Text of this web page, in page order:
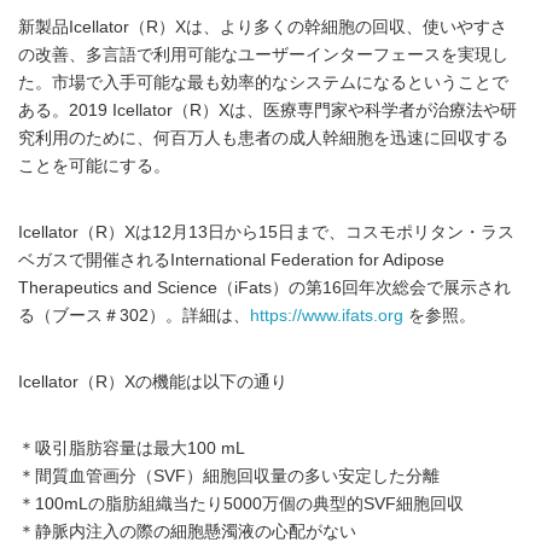
新製品Icellator（R）Xは、より多くの幹細胞の回収、使いやすさ
の改善、多言語で利用可能なユーザーインターフェースを実現し
た。市場で入手可能な最も効率的なシステムになるということで
ある。2019 Icellator（R）Xは、医療専門家や科学者が治療法や研
究利用のために、何百万人も患者の成人幹細胞を迅速に回収する
ことを可能にする。
Icellator（R）Xは12月13日から15日まで、コスモポリタン・ラス
ベガスで開催されるInternational Federation for Adipose
Therapeutics and Science（iFats）の第16回年次総会で展示され
る（ブース＃302）。詳細は、
https://www.ifats.org を参照。
Icellator（R）Xの機能は以下の通り
＊吸引脂肪容量は最大100 mL
＊間質血管画分（SVF）細胞回収量の多い安定した分離
＊100mLの脂肪組織当たり5000万個の典型的SVF細胞回収
＊静脈内注入の際の細胞懸濁液の心配がない